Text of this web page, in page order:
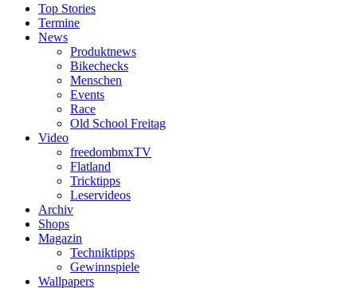
Top Stories
Termine
News
Produktnews
Bikechecks
Menschen
Events
Race
Old School Freitag
Video
freedombmxTV
Flatland
Tricktipps
Leservideos
Archiv
Shops
Magazin
Techniktipps
Gewinnspiele
Wallpapers